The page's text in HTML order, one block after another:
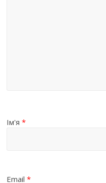
Ім'я*
Email*